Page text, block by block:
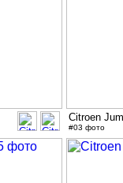
Citroen
#03 фото